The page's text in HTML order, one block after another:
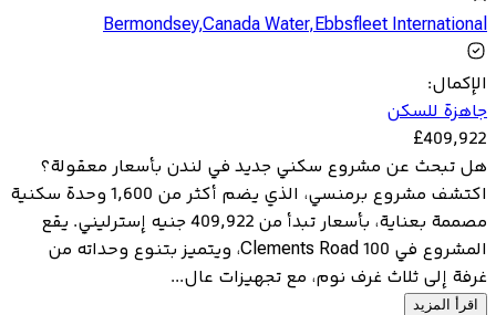
Bermondsey,Canada Water,Ebbsfleet International
الإكمال:
جاهزة للسكن
£409,922
هل تبحث عن مشروع سكني جديد في لندن بأسعار معقولة؟
اكتشف مشروع برمنسي، الذي يضم أكثر من 1,600 وحدة سكنية
مصممة بعناية، بأسعار تبدأ من 409,922 جنيه إسترليني. يقع
المشروع في 100 Clements Road، ويتميز بتنوع وحداته من
غرفة إلى ثلاث غرف نوم، مع تجهيزات عال...
اقرأ المزيد